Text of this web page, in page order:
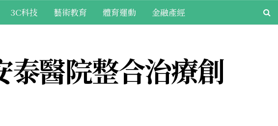
3C科技 藝術教育 體育運動 金融產經
醫院整合治療創